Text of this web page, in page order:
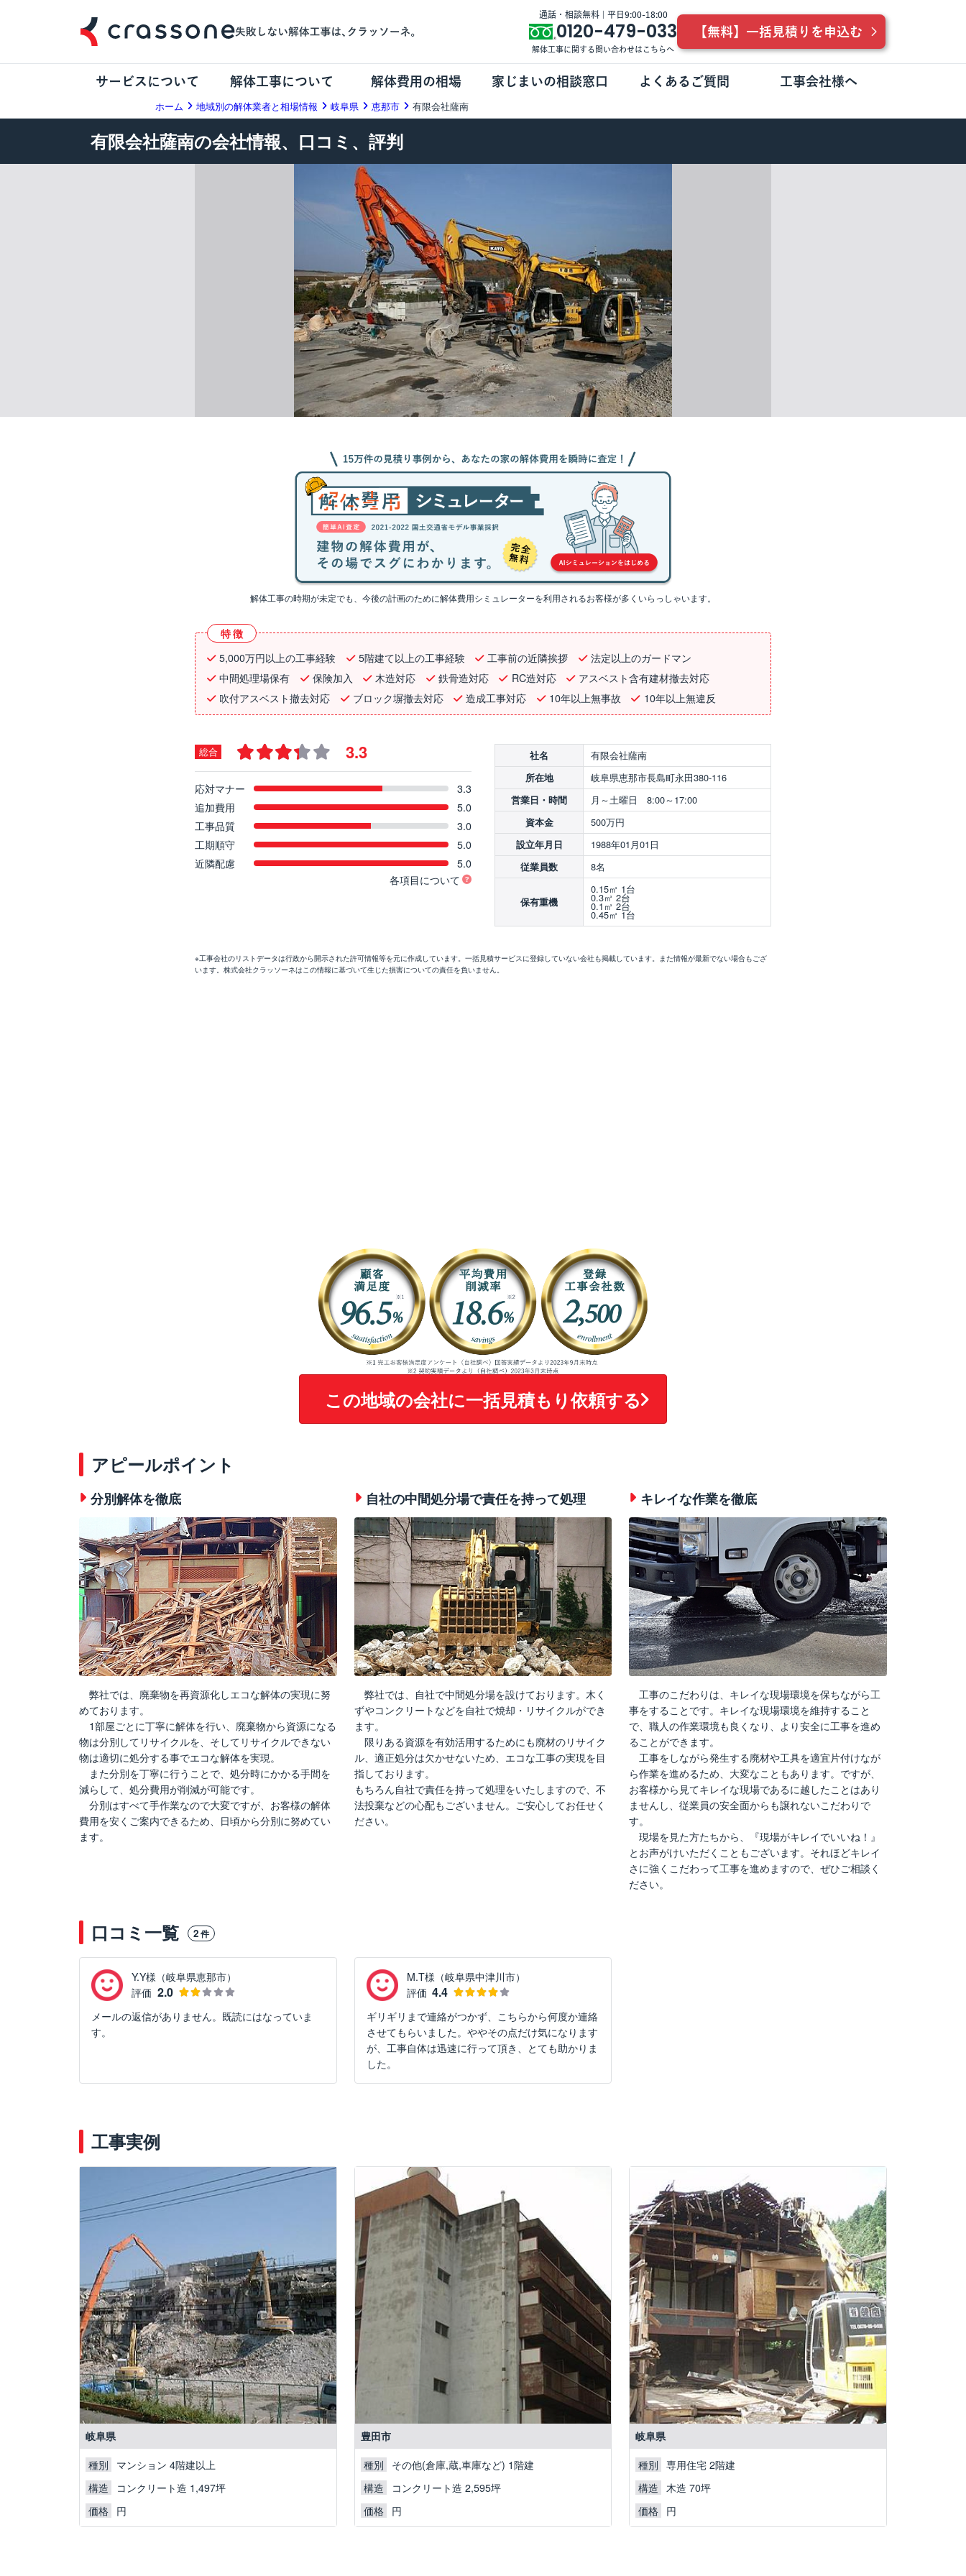
通話・相談無料 | 平日9:00-18:00
0120-479-033
解体工事に関する問い合わせはこちらへ
【無料】一括見積りを申込む
サービスについて 解体工事について 解体費用の相場 家じまいの相談窓口 よくあるご質問 工事会社様へ
ホーム 地域別の解体業者と相場情報 岐阜県 恵那市 有限会社薩南
有限会社薩南の会社情報、口コミ、評判
解体工事の時期が未定でも、今後の計画のために解体費用シミュレーターを利用されるお客様が多くいらっしゃいます。
特徴
5,000万円以上の工事経験
5階建て以上の工事経験 工事前の近隣挨拶
法定以上のガードマン
中間処理場保有
保険加入 木造対応 鉄骨造対応 RC造対応
アスベスト含有建材撤去対応
吹付アスベスト撤去対応
ブロック塀撤去対応 造成工事対応 10年以上無事故 10年以上無違反
総合 3.3
応対マナー
3.3
追加費用
5.0
工事品質
3.0
工期順守
5.0
近隣配慮
5.0
各項目について
社名 有限会社薩南
所在地 岐阜県恵那市長島町永田380-116
営業日・時間 月～土曜日 8:00～17:00
資本金 500万円
設立年月日 1988年01月01日
従業員数 8名
保有重機
0.15㎥ 1台
0.3㎥ 2台
0.1㎥ 2台
0.45㎥ 1台
※工事会社のリストデータは行政から開示された許可情報等を元に作成しています。一括見積サービスに登録していない会社も掲載しています。また情報が最新でない場合もござ
います。株式会社クラッソーネはこの情報に基づいて生じた損害についての責任を負いません。
この地域の会社に一括見積もり依頼する
アピールポイント
分別解体を徹底
弊社では、廃棄物を再資源化しエコな解体の実現に努
めております。
1部屋ごとに丁寧に解体を行い、廃棄物から資源になる
物は分別してリサイクルを、そしてリサイクルできない
物は適切に処分する事でエコな解体を実現。
また分別を丁寧に行うことで、処分時にかかる手間を
減らして、処分費用が削減が可能です。
分別はすべて手作業なので大変ですが、お客様の解体
費用を安くご案内できるため、日頃から分別に努めてい
ます。
自社の中間処分場で責任を持って処理
弊社では、自社で中間処分場を設けております。木く
ずやコンクリートなどを自社で焼却・リサイクルができ
ます。
限りある資源を有効活用するためにも廃材のリサイク
ル、適正処分は欠かせないため、エコな工事の実現を目
指しております。
もちろん自社で責任を持って処理をいたしますので、不
法投棄などの心配もございません。ご安心してお任せく
ださい。
キレイな作業を徹底
工事のこだわりは、キレイな現場環境を保ちながら工
事をすることです。キレイな現場環境を維持すること
で、職人の作業環境も良くなり、より安全に工事を進め
ることができます。
工事をしながら発生する廃材や工具を適宜片付けなが
ら作業を進めるため、大変なこともあります。ですが、
お客様から見てキレイな現場であるに越したことはあり
ませんし、従業員の安全面からも譲れないこだわりで
す。
現場を見た方たちから、『現場がキレイでいいね！』
とお声がけいただくこともございます。それほどキレイ
さに強くこだわって工事を進めますので、ぜひご相談く
ださい。
口コミ一覧 2件
Y.Y様（岐阜県恵那市）
評価 2.0
メールの返信がありません。既読にはなっていま
す。
M.T様（岐阜県中津川市）
評価 4.4
ギリギリまで連絡がつかず、こちらから何度か連絡
させてもらいました。ややその点だけ気になります
が、工事自体は迅速に行って頂き、とても助かりま
した。
工事実例
岐阜県
種別
マンション 4階建以上
構造
コンクリート造 1,497坪
価格 円
豊田市
種別
その他(倉庫,蔵,車庫など) 1階建
構造
コンクリート造 2,595坪
価格
円
岐阜県
種別
専用住宅 2階建
構造
木造 70坪
価格 円